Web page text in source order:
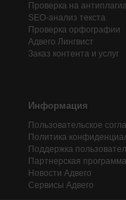
Проверка на
SEO-анализ текста
Проверка орфографии
Адвего Лингвист
Заказ контента и услуг
Информация
Пользовательское
Политика
Поддержка
Партнерская программа
Новости Адвего
Сервисы Адвего